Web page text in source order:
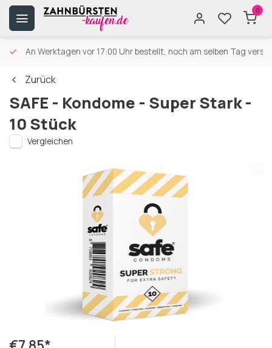
0
An Werktagen vor 17:00 Uhr bestellt, noch am selben Tag
Zurück
SAFE - Kondome - Super Stark -
10 Stück
Vergleichen